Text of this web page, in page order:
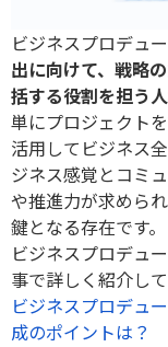
ビジネスプロデュ
出に向けて、戦略
括する役割を担う人
単にプロジェクト
活用してビジネス
ジネス感覚とコミ
や推進力が求めら
鍵となる存在です。
ビジネスプロデュ
事で詳しく紹介して
ビジネスプロデュ
成のポイントは？